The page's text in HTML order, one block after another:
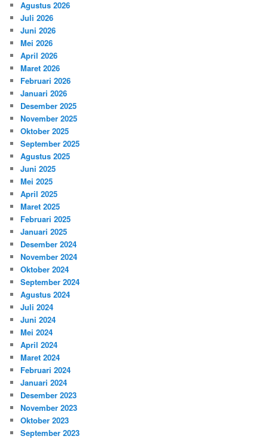
Agustus 2026
Juli 2026
Juni 2026
Mei 2026
April 2026
Maret 2026
Februari 2026
Januari 2026
Desember 2025
November 2025
Oktober 2025
September 2025
Agustus 2025
Juni 2025
Mei 2025
April 2025
Maret 2025
Februari 2025
Januari 2025
Desember 2024
November 2024
Oktober 2024
September 2024
Agustus 2024
Juli 2024
Juni 2024
Mei 2024
April 2024
Maret 2024
Februari 2024
Januari 2024
Desember 2023
November 2023
Oktober 2023
September 2023